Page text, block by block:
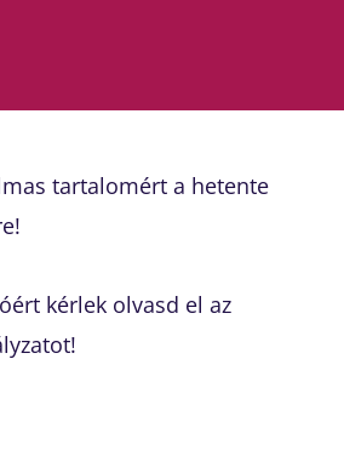
tartalomért a hetente
kérlek olvasd el az